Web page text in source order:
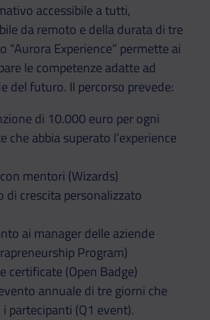
accessibile a tutti,
da remoto e della durata di tre
“Aurora Experience” permette ai
le competenze adatte ad
del futuro. Il percorso prevede:
di 10.000 euro per ogni
che abbia superato l’experience
mentori (Wizards)
di crescita personalizzato
ai manager delle aziende
Program)
certificate (Open Badge)
annuale di tre giorni che
partecipanti (Q1 event).